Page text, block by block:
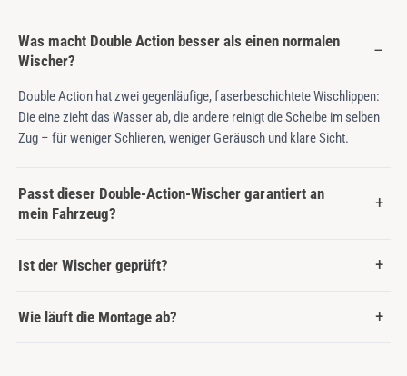
Was macht Double Action besser als einen normalen
Wischer?
Double Action hat zwei gegenläufige, faserbeschichtete Wischlippen:
Die eine zieht das Wasser ab, die andere reinigt die Scheibe im selben
Zug – für weniger Schlieren, weniger Geräusch und klare Sicht.
Passt dieser Double-Action-Wischer garantiert an
mein Fahrzeug?
Ist der Wischer geprüft?
Wie läuft die Montage ab?